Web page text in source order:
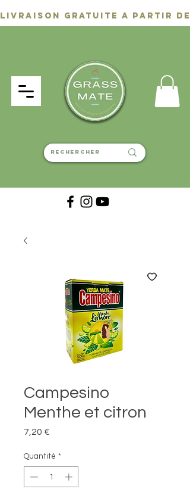
Campesino
Menthe et citron
7,20 €
Quantité *